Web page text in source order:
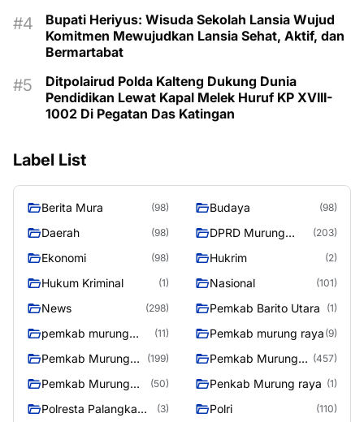
Bupati Heriyus: Wisuda Sekolah Lansia Wujud
Komitmen Mewujudkan Lansia Sehat, Aktif, dan
Bermartabat
Ditpolairud Polda Kalteng Dukung Dunia
Pendidikan Lewat Kapal Melek Huruf KP XVIII-
1002 Di Pegatan Das Katingan
Label List
Berita Mura (98) Budaya (98)
Daerah (98)
DPRD Murung
(203)
Ekonomi (98) Hukrim (2)
Hukum Kriminal (1) Nasional (101)
News (298) Pemkab Barito Utara (1)
pemkab murung
(11) Pemkab murung raya (9)
Pemkab Murung
(199)
Pemkab Murung
(457)
Pemkab Murung
(50) Penkab Murung raya (1)
Polresta Palangka
(3) Polri (110)